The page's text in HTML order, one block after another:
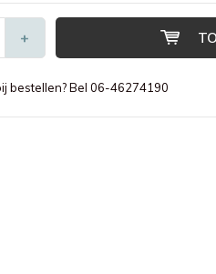
+
bestellen? Bel 06-46274190